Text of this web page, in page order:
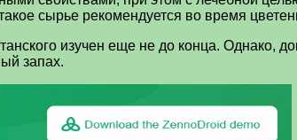
сырье рекомендуется во время
изучен еще не до конца. Однако,
запах.